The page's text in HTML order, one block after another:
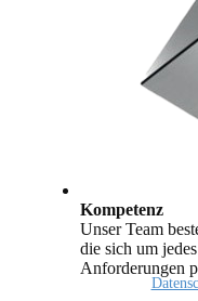
Kompetenz
Unser Team
die sich um
Anforderungen